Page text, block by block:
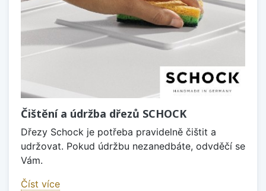
Čištění a údržba dřezů SCHOCK
Dřezy Schock je potřeba pravidelně čištit a
udržovat. Pokud údržbu nezanedbáte, odvděčí se
Vám.
Číst více